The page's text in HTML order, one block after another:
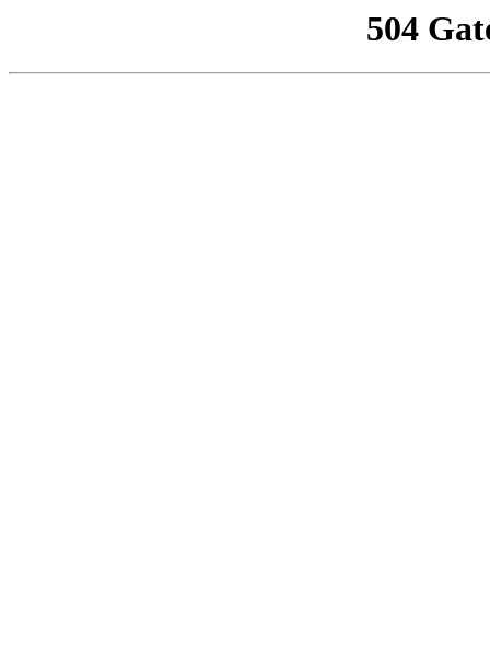
504